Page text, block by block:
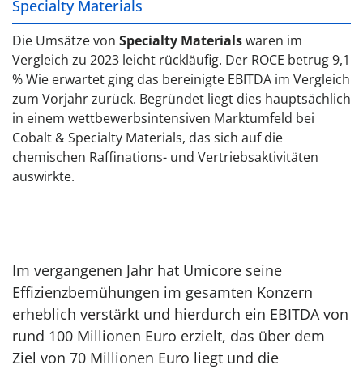
Specialty Materials
Die Umsätze von Specialty Materialswaren im
Vergleich zu 2023 leicht rückläufig. Der ROCE betrug 9,1
% Wie erwartet ging das bereinigte EBITDA im Vergleich
zum Vorjahr zurück. Begründet liegt dies hauptsächlich
in einem wettbewerbsintensiven Marktumfeld bei
Cobalt & Specialty Materials, das sich auf die
chemischen Raffinations- und Vertriebsaktivitäten
auswirkte.
Im vergangenen Jahr hat Umicore seine
Effizienzbemühungen im gesamten Konzern
erheblich verstärkt und hierdurch ein EBITDA von
rund 100 Millionen Euro erzielt, das über dem
Ziel von 70 Millionen Euro liegt und die